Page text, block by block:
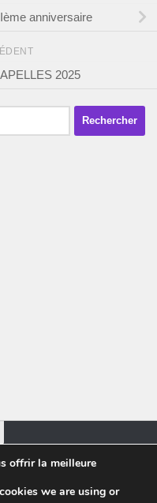
anniversaire
2025
Artistes © 2026. Tous
offrir la meilleure
we are using or